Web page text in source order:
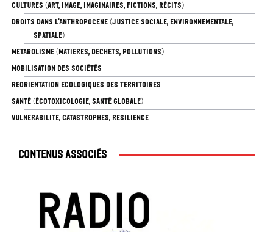
CULTURES (ART, IMAGE, IMAGINAIRES, FICTIONS, RÉCITS)
DROITS DANS L’ANTHROPOCÈNE (JUSTICE SOCIALE, ENVIRONNEMENTALE,
SPATIALE)
MÉTABOLISME (MATIÈRES, DÉCHETS, POLLUTIONS)
MOBILISATION DES SOCIÉTÉS
RÉORIENTATION ÉCOLOGIQUES DES TERRITOIRES
SANTÉ (ÉCOTOXICOLOGIE, SANTÉ GLOBALE)
VULNÉRABILITÉ, CATASTROPHES, RÉSILIENCE
Contenus associés